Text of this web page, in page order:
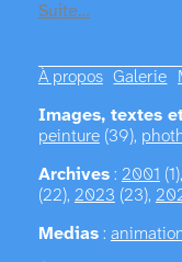
Suite…
À propos Galerie
Images, textes
peinture(39),
Archives: 2001 (1),
(22), 2023 (23),
Medias: